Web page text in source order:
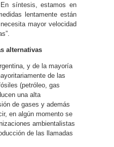
síntesis, estamos en
lentamente están
mayor velocidad
alternativas
y de la mayoría
de las
(petróleo, gas
una alta
de gases y además
en algún momento se
ambientalistas
de las llamadas